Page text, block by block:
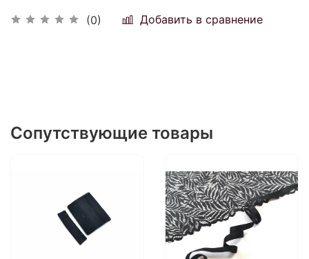
(0) Добавить в сравнение
Сопутствующие товары